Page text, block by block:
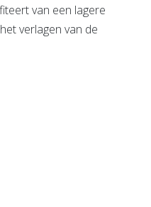
van een lagere
verlagen van de